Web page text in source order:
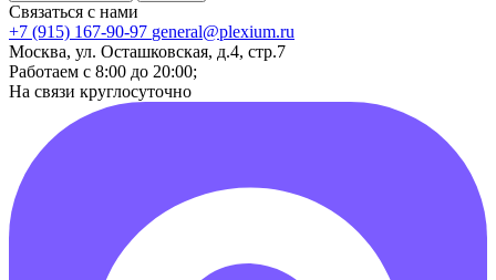
Связаться с нами
+7 (915) 167-90-97 general@plexium.ru
Москва, ул. Осташковская, д.4, стр.7
Работаем с 8:00 до 20:00;
На связи круглосуточно